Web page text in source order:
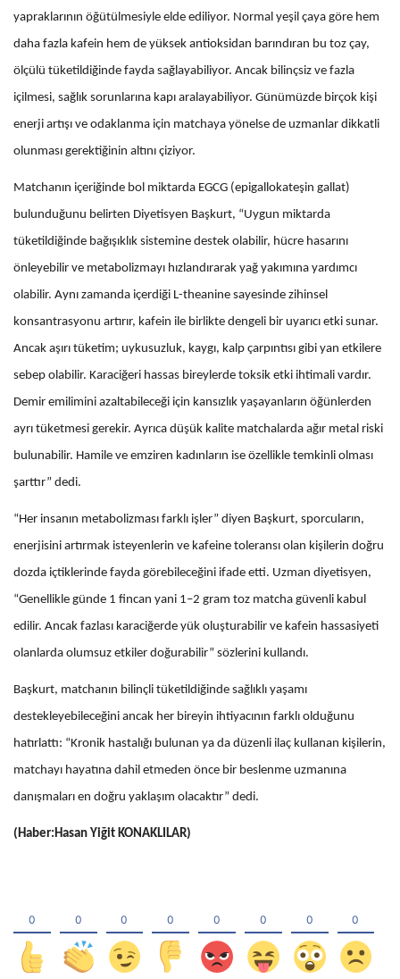
yapraklarının öğütülmesiyle elde ediliyor. Normal yeşil çaya göre hem
daha fazla kafein hem de yüksek antioksidan barındıran bu toz çay,
ölçülü tüketildiğinde fayda sağlayabiliyor. Ancak bilinçsiz ve fazla
içilmesi, sağlık sorunlarına kapı aralayabiliyor. Günümüzde birçok kişi
enerji artışı ve odaklanma için matchaya yönelse de uzmanlar dikkatli
olunması gerektiğinin altını çiziyor.
Matchanın içeriğinde bol miktarda EGCG (epigallokateşin gallat)
bulunduğunu belirten Diyetisyen Başkurt, “Uygun miktarda
tüketildiğinde bağışıklık sistemine destek olabilir, hücre hasarını
önleyebilir ve metabolizmayı hızlandırarak yağ yakımına yardımcı
olabilir. Aynı zamanda içerdiği L-theanine sayesinde zihinsel
konsantrasyonu artırır, kafein ile birlikte dengeli bir uyarıcı etki sunar.
Ancak aşırı tüketim; uykusuzluk, kaygı, kalp çarpıntısı gibi yan etkilere
sebep olabilir. Karaciğeri hassas bireylerde toksik etki ihtimali vardır.
Demir emilimini azaltabileceği için kansızlık yaşayanların öğünlerden
ayrı tüketmesi gerekir. Ayrıca düşük kalite matchalarda ağır metal riski
bulunabilir. Hamile ve emziren kadınların ise özellikle temkinli olması
şarttır” dedi.
“Her insanın metabolizması farklı işler” diyen Başkurt, sporcuların,
enerjisini artırmak isteyenlerin ve kafeine toleransı olan kişilerin doğru
dozda içtiklerinde fayda görebileceğini ifade etti. Uzman diyetisyen,
“Genellikle günde 1 fincan yani 1–2 gram toz matcha güvenli kabul
edilir. Ancak fazlası karaciğerde yük oluşturabilir ve kafein hassasiyeti
olanlarda olumsuz etkiler doğurabilir” sözlerini kullandı.
Başkurt, matchanın bilinçli tüketildiğinde sağlıklı yaşamı
destekleyebileceğini ancak her bireyin ihtiyacının farklı olduğunu
hatırlattı: “Kronik hastalığı bulunan ya da düzenli ilaç kullanan kişilerin,
matchayı hayatına dahil etmeden önce bir beslenme uzmanına
danışmaları en doğru yaklaşım olacaktır” dedi.
(Haber:Hasan Yiğit KONAKLILAR)